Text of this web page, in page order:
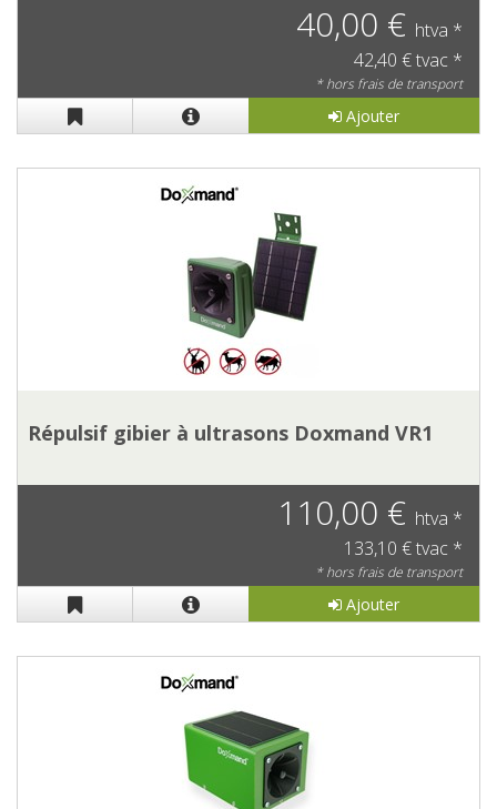
40,00 € htva *
42,40 € tvac *
* hors frais de transport
Ajouter
Répulsif gibier à ultrasons Doxmand VR1
110,00 € htva *
133,10 € tvac *
* hors frais de transport
Ajouter